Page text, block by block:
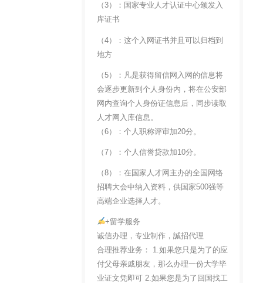
（3）：国家专业人才认证中心颁发入
库证书
（4）：这个入网证书并且可以归档到
地方
（5）：凡是获得留信网入网的信息将
会逐步更新到个人身份内，将在公安部
网内查询个人身份证信息后，同步读取
人才网入库信息。
（6）：个人职称评审加20分。
（7）：个人信誉贷款加10分。
（8）：在国家人才网主办的全国网络
招聘大会中纳入资料，供国家500强等
高端企业选择人才。
+留学服务
诚信办理，专业制作，誠招代理
合理推荐业务： 1.如果您只是为了的应
付父母亲戚朋友，那么办理一份大学毕
业证文凭即可 2.如果您是为了回国找工